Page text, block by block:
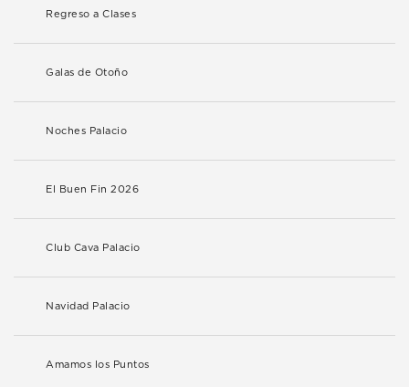
Regreso a Clases
Galas de Otoño
Noches Palacio
El Buen Fin 2026
Club Cava Palacio
Navidad Palacio
Amamos los Puntos